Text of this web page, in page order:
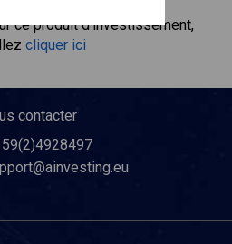
ce produit d'investissement,
cliquer ici
contacter